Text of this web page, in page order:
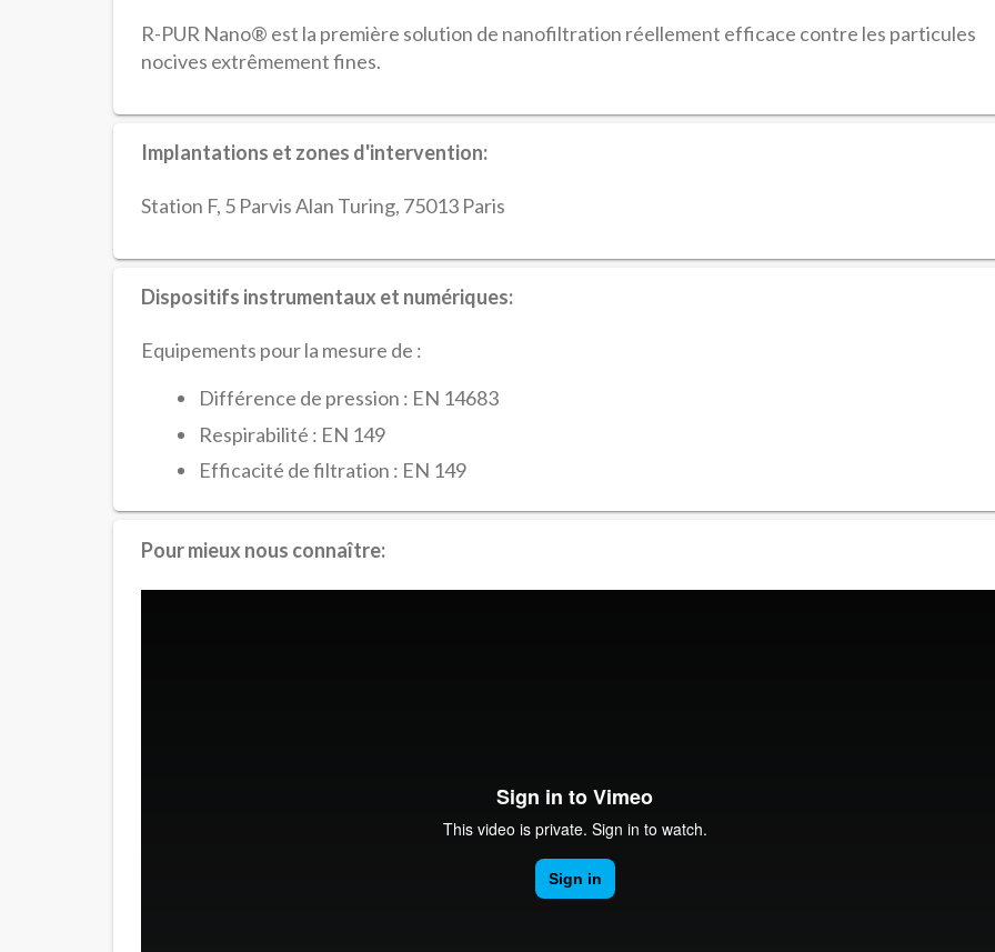
R-PUR Nano® est la première solution de nanofiltration réellement efficace contre les particules
nocives extrêmement fines.
Implantations et zones d'intervention:
Station F, 5 Parvis Alan Turing, 75013 Paris
Dispositifs instrumentaux et numériques:
Equipements pour la mesure de :
Différence de pression : EN 14683
Respirabilité : EN 149
Efficacité de filtration : EN 149
Pour mieux nous connaître: